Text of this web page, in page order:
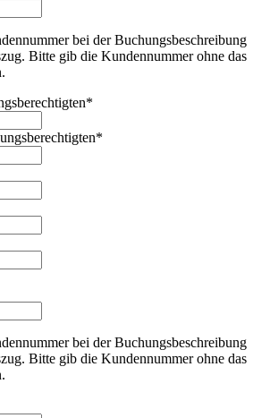
bei der Buchungsbeschreibung
Bitte gib die Kundennummer ohne das
*
*
bei der Buchungsbeschreibung
Bitte gib die Kundennummer ohne das